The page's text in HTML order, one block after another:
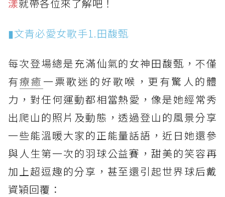
漾就帶各位來了解吧！
▮文青必愛女歌手1.田馥甄
每次登場總是充滿仙氣的女神田馥甄，不僅
有療癒 一票歌迷的好歌喉，更有驚人的體
力，對任何運動都相當熱愛，像是她經常秀
出爬山的照片及動態，透過登山的風景分享
一些能溫暖大家的正能量話語，近日她還參
與人生第一次的羽球公益賽，甜美的笑容再
加上超逗趣的分享，甚至還引起世界球后戴
資穎回覆：